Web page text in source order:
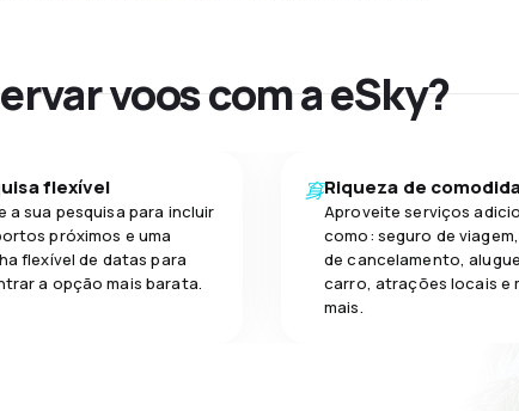
voos com a eSky?
flexível
a sua pesquisa para incluir
próximos e uma
flexível de datas para
a opção mais barata.
Riqueza de
Aproveite serviços
como: seguro de
de cancelamento,
carro, atrações locais e
mais.